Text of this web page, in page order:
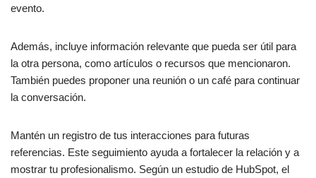
evento.
Además, incluye información relevante que pueda ser útil para
la otra persona, como artículos o recursos que mencionaron.
También puedes proponer una reunión o un café para continuar
la conversación.
Mantén un registro de tus interacciones para futuras
referencias. Este seguimiento ayuda a fortalecer la relación y a
mostrar tu profesionalismo. Según un estudio de HubSpot, el